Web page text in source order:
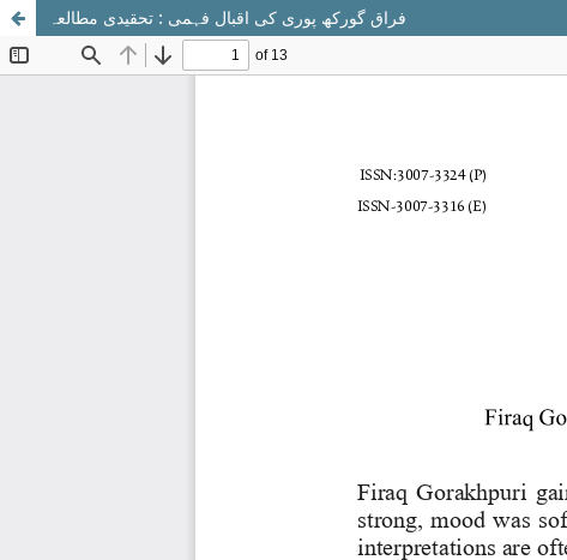
فراق گورکھ پوری کی اقبال فہمی : تحقیدی مطالعہ